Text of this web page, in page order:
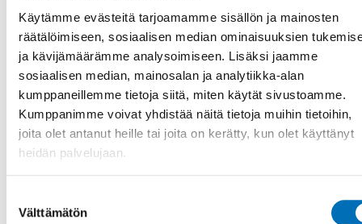
Käytämme evästeitä tarjoamamme sisällön ja mainosten
räätälöimiseen, sosiaalisen median ominaisuuksien
ja kävijämäärämme analysoimiseen. Lisäksi jaamme
sosiaalisen median, mainosalan ja analytiikka-alan
kumppaneillemme tietoja siitä, miten käytät sivustoamme.
Kumppanimme voivat yhdistää näitä tietoja muihin tietoihin,
joita olet antanut heille tai joita on kerätty, kun olet käyttänyt
heidän palvelujaan.
valinta
Välttämätön
presents suggested indicators for monitoring the
implementation of t [...]